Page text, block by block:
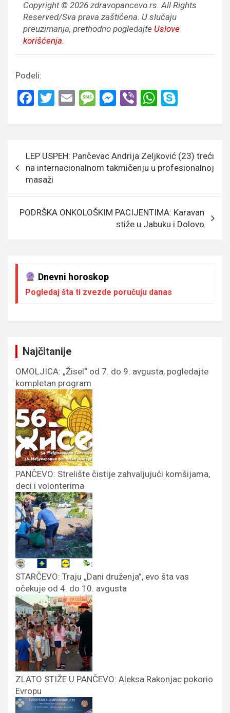
Copyright © 2026 zdravopancevo.rs. All Rights
Reserved/Sva prava zaštićena. U slučaju
preuzimanja, prethodno pogledajte Uslove
korišćenja.
Podeli:
F
ce
o
o
k
T
tt
E
ail
M
s
g
M
se
g
Vi
er
W
at
A
p
p
e
чланка
LEP USPEH: Pančevac Andrija Zeljković (23) treći
na internacionalnom takmičenju u profesionalnoj
masaži
PODRŠKA ONKOLOŠKIM PACIJENTIMA: Karavan
stiže u Jabuku i Dolovo
Dnevni horoskop
Pogledaj šta ti zvezde poručuju danas
Najčitanije
OMOLJICA: „Žisel“ od 7. do 9. avgusta, pogledajte
kompletan program
PANČEVO: Strelište čistije zahvaljujući komšijama,
deci i volonterima
STARČEVO: Traju „Dani druženja”, evo šta vas
očekuje od 4. do 10. avgusta
ZLATO STIŽE U PANČEVO: Aleksa Rakonjac pokorio
Evropu